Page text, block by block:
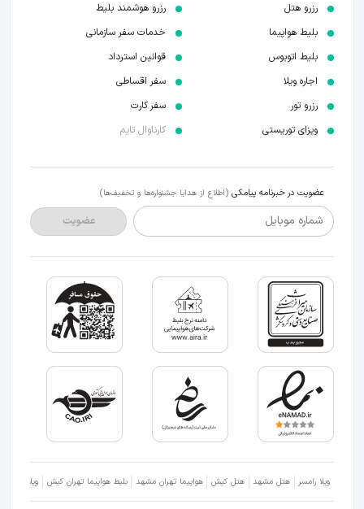
رزرو هتل
بلیط هواپیما
بلیط اتوبوس
اجاره ویلا
رزرو تور
ویزای توریستی
رزرو هوشمند بلیط
خدمات سفر سازمانی
قوانین استرداد
سفر اقساطی
سفر کارت
کارناوال تایم
عضویت در خبرنامه پیامکی (اطلاع از هدایا جشنواره‌ها و تخفیف‌ها)
شماره موبایل عضویت
ویلا رامسر هتل مشهد هتل کیش هواپیما تهران مشهد بلیط هواپیما تهران کیش ویلا شمال